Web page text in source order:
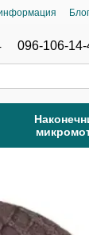
Блог
096-106-